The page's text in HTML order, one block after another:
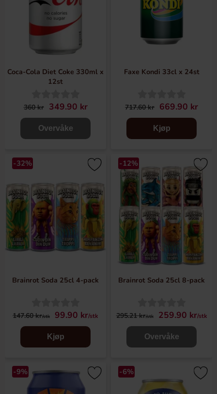
Coca-Cola Diet Coke 330ml x
12st
360 kr 349.90 kr
Overvåke
Faxe Kondi 33cl x 24st
717.60 kr 669.90 kr
Kjøp
-32%
Brainrot Soda 25cl 4-pack
147.60 kr/stk 99.90 kr/stk
Kjøp
-12%
Brainrot Soda 25cl 8-pack
295.21 kr/stk 259.90 kr/stk
Overvåke
-9% -6%